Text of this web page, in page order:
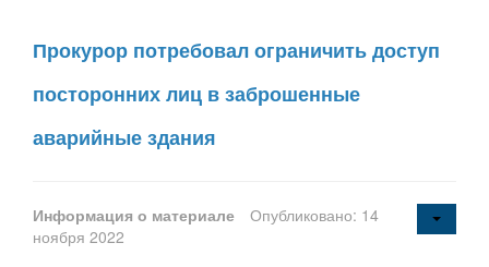
Прокурор потребовал ограничить доступ
посторонних лиц в заброшенные
аварийные здания
Информация о материале
Опубликовано: 14
ноября 2022